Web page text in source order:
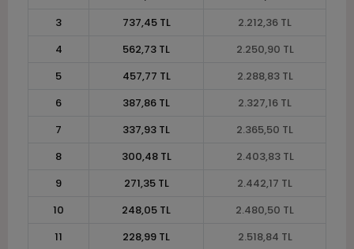
3
737,45 TL
2.212,36 TL
4
562,73 TL
2.250,90 TL
5
457,77 TL
2.288,83 TL
6
387,86 TL
2.327,16 TL
7
337,93 TL
2.365,50 TL
8
300,48 TL
2.403,83 TL
9
271,35 TL
2.442,17 TL
10
248,05 TL
2.480,50 TL
11
228,99 TL
2.518,84 TL